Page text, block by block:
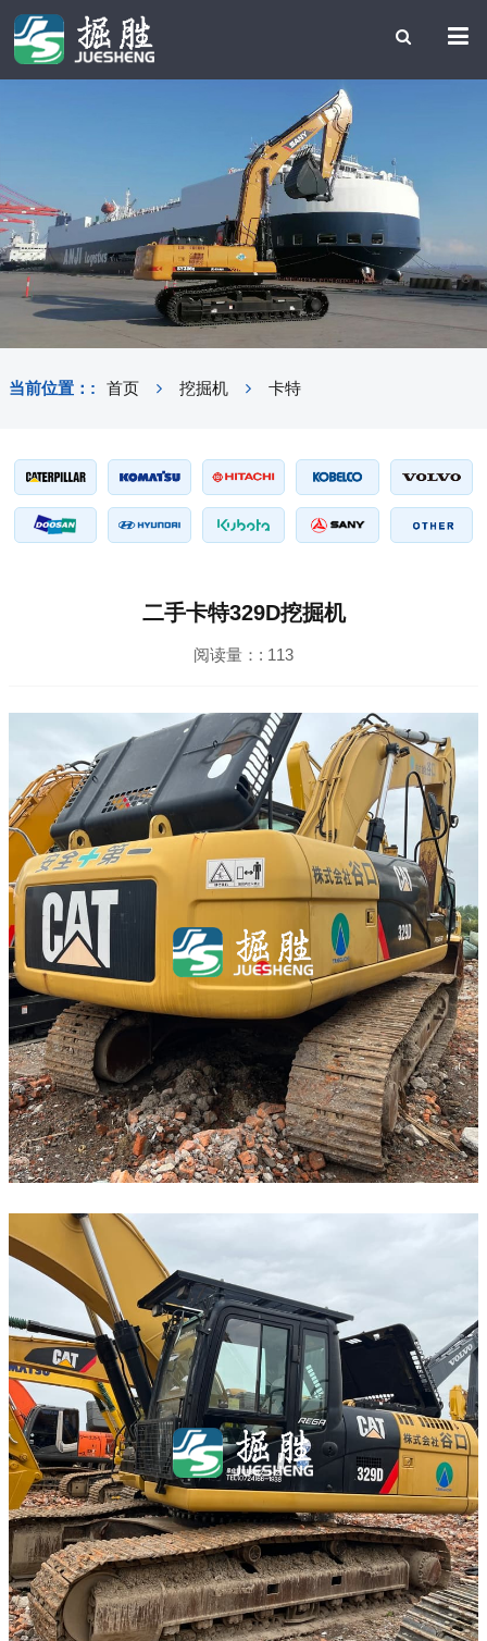
当前位置：: 首页 挖掘机 卡特
二手卡特329D挖掘机
阅读量：: 113